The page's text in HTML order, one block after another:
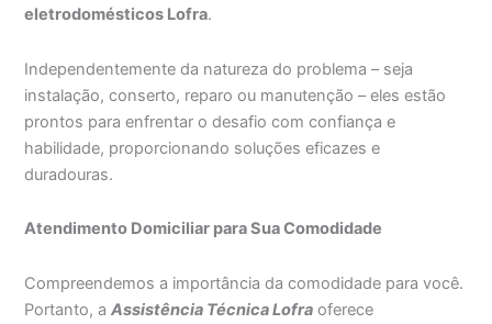
eletrodomésticos Lofra.
Independentemente da natureza do problema – seja
instalação, conserto, reparo ou manutenção – eles estão
prontos para enfrentar o desafio com confiança e
habilidade, proporcionando soluções eficazes e
duradouras.
Atendimento Domiciliar para Sua Comodidade
Compreendemos a importância da comodidade para você.
Portanto, aAssistência Técnica Lofra oferece